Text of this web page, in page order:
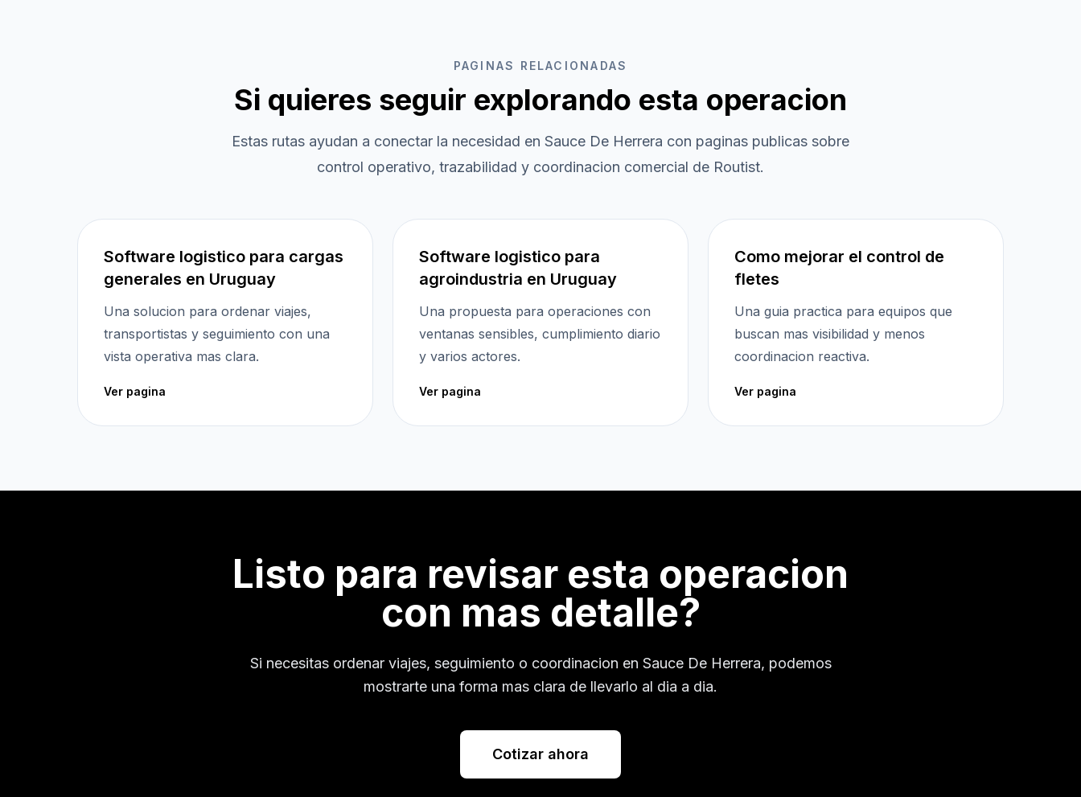
PAGINAS RELACIONADAS
Si quieres seguir explorando esta operacion
Estas rutas ayudan a conectar la necesidad en Sauce De Herrera con paginas publicas sobre
control operativo, trazabilidad y coordinacion comercial de Routist.
Software logistico para cargas
generales en Uruguay
Una solucion para ordenar viajes,
transportistas y seguimiento con una
vista operativa mas clara.
Ver pagina
Software logistico para
agroindustria en Uruguay
Una propuesta para operaciones con
ventanas sensibles, cumplimiento diario
y varios actores.
Ver pagina
Como mejorar el control de
fletes
Una guia practica para equipos que
buscan mas visibilidad y menos
coordinacion reactiva.
Ver pagina
Listo para revisar esta operacion
con mas detalle?
Si necesitas ordenar viajes, seguimiento o coordinacion en Sauce De Herrera, podemos
mostrarte una forma mas clara de llevarlo al dia a dia.
Cotizar ahora